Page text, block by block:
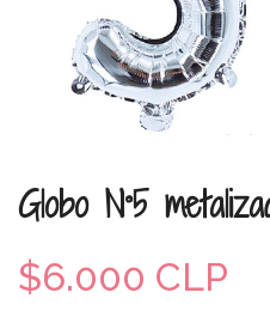
Globo N°5
$6.000 CLP